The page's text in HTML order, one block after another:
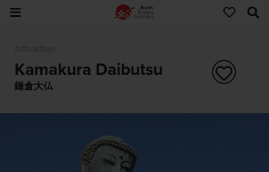
Kamakura Daibutsu
鎌倉大仏